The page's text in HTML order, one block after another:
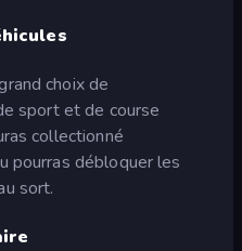
choix de
sport et de course
collectionné
pourras débloquer les
sort.